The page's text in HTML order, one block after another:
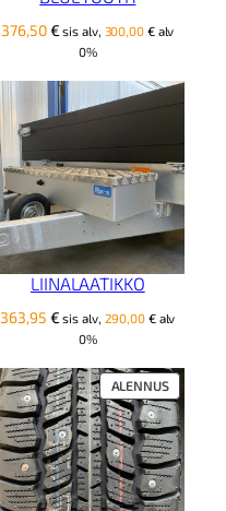
376,50€ sis alv, 300,00 €alv
0%
LIINALAATIKKO
363,95 € sis alv, 290,00 €alv
0%
ALENNUSTUOTE